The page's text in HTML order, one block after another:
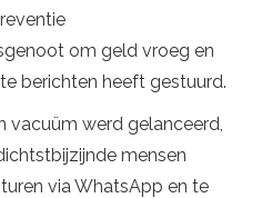
om geld vroeg en
berichten heeft gestuurd.
vacuüm werd gelanceerd,
mensen
via WhatsApp en te